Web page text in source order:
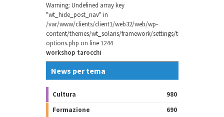
Warning: Undefined array key
"wt_hide_post_nav" in
/var/www/clients/client1/web32/web/wp-
content/themes/wt_solaris/framework/settings/theme-
options.php on line 1244
workshop tarocchi
News per tema
Cultura
980
Formazione
690